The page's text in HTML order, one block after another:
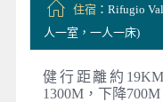
住宿：Rifugio
人一室，一人一床)
健行距離約
1300M，下降700M